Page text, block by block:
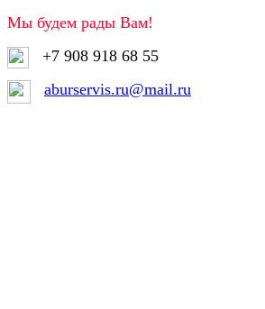
Мы будем рады Вам!
+7 908 918 68 55
aburservis.ru@mail.ru